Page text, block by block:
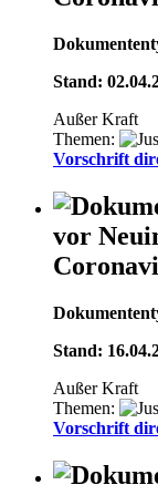
Stand:
Außer Kraft
Themen:
Vorschrift
vor
Stand:
Außer Kraft
Themen:
Vorschrift